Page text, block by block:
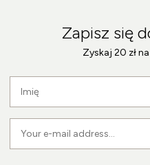
Zapisz się
Zyskaj 20 zł